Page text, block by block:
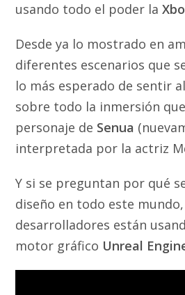
usando todo el poder la
Desde ya lo mostrado en
diferentes escenarios que
lo más esperado de sentir
sobre todo la inmersión
personaje de Senua
interpretada por la actriz
Y si se preguntan por qué
diseño en todo este
desarrolladores están
motor gráfico Unreal